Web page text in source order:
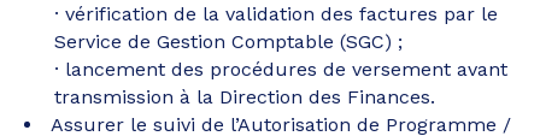
vérification de la validation des factures par le
Service de Gestion Comptable (SGC) ;
lancement des procédures de versement avant
transmission à la Direction des Finances.
Assurer le suivi de l’Autorisation de Programme /